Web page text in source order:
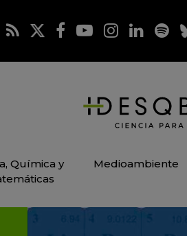
Química y
Medioambiente